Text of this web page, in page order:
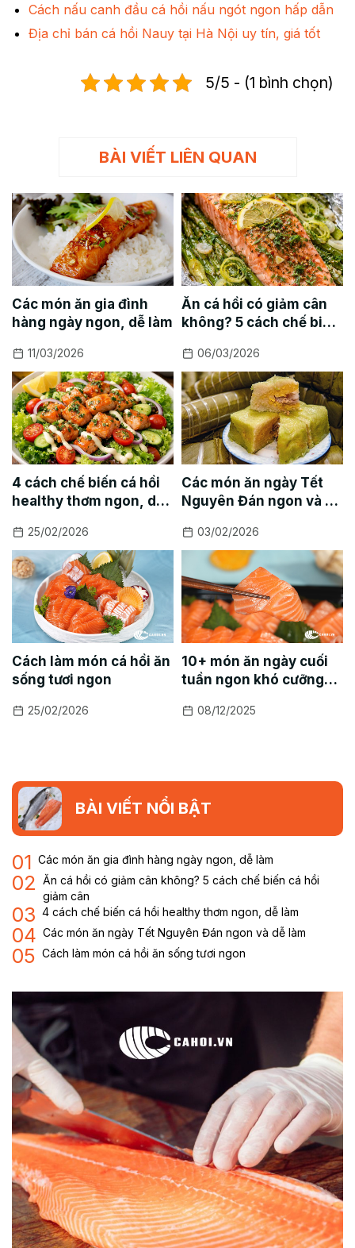
Cách nấu canh đầu cá hồi nấu ngót ngon hấp dẫn
Địa chỉ bán cá hồi Nauy tại Hà Nội uy tín, giá tốt
5/5 - (1 bình chọn)
BÀI VIẾT LIÊN QUAN
Các món ăn gia đình
hàng ngày ngon, dễ làm
11/03/2026
Ăn cá hồi có giảm cân
không? 5 cách chế biến
06/03/2026
4 cách chế biến cá hồi
healthy thơm ngon, dễ
25/02/2026
Các món ăn ngày Tết
Nguyên Đán ngon và dễ
03/02/2026
Cách làm món cá hồi ăn
sống tươi ngon
25/02/2026
10+ món ăn ngày cuối
tuần ngon khó cưỡng
08/12/2025
BÀI VIẾT NỔI BẬT
01 Các món ăn gia đình hàng ngày ngon, dễ làm
02 Ăn cá hồi có giảm cân không? 5 cách chế biến cá hồi
giảm cân
03 4 cách chế biến cá hồi healthy thơm ngon, dễ làm
04 Các món ăn ngày Tết Nguyên Đán ngon và dễ làm
05 Cách làm món cá hồi ăn sống tươi ngon